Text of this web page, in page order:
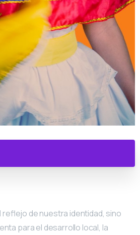
reflejo de nuestra identidad, sino
para el desarrollo local, la